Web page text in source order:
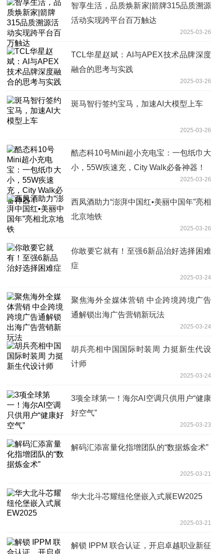
智享生活，品质焕新家|箭牌315品质溯源
活动实现跨平台百万触达
2025-03-26
TCL华星赵斌：AI与APEX技术品牌深度
融合的思考与实践
2025-03-26
斑马智行签约宝马，加速AI大模型上车
2025-03-26
酷态科10号Mini超小充电宝：一包纸巾大
小，55W疾速充，City Walk必备神器！
2025-03-26
西凤酒助力“澎湃中国红•美丽中国年”亮相
北京地铁
2025-03-26
你敢要它就有！至强6新品治好选择困难
症
2025-03-24
聚焦海外全媒体营销 中企跨境跨境广告
通解锁出海广告营销新玩法
2025-03-24
胡兵亮相中国国际时装周 力挺新生代设
计师
2025-03-24
3项全球第一！海尔AI空调只供用户“健康
好空气”
2025-03-23
解码汇添富量化指增团队的“数据炼金术”
2025-03-21
华大北斗芯耀纽伦堡嵌入式展EW2025
2025-03-21
解锁 IPPM 联合认证，开启卓越职业新征